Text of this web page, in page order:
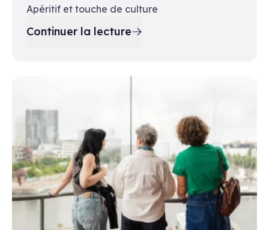
Apéritif et touche de culture
Continuer la lecture